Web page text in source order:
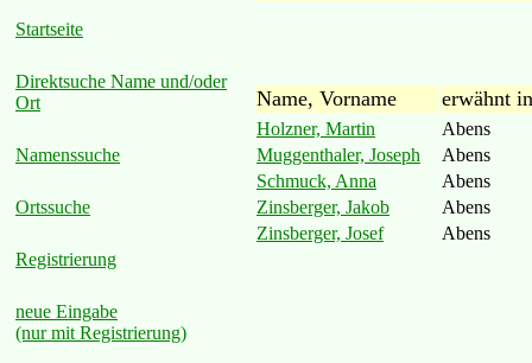
Startseite
Direktsuche Name und/oder
Ort
Namenssuche
Ortssuche
Registrierung
neue Eingabe
(nur mit Registrierung)
Name, Vorname erwähnt in
Holzner, Martin
Abens
Muggenthaler, Joseph
Abens
Schmuck, Anna
Abens
Zinsberger, Jakob
Abens
Zinsberger, Josef
Abens